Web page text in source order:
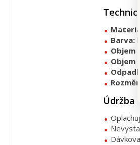
Materiál:
Barva:
Objem
Objem
Údržba